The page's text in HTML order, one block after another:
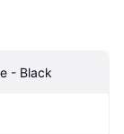
- Black